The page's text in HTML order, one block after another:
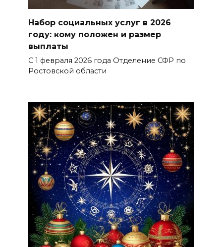
Набор социальных услуг в 2026
году: кому положен и размер
выплаты
С 1 февраля 2026 года Отделение СФР по
Ростовской области